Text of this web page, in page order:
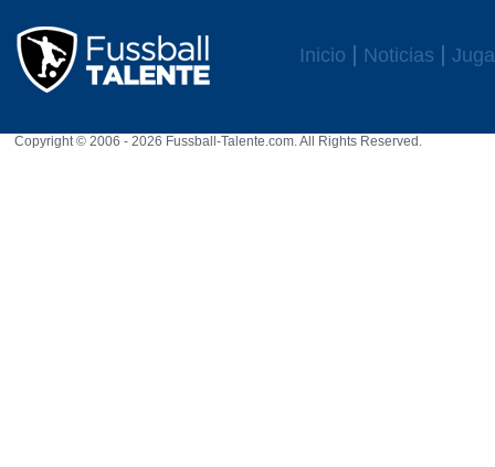
Inicio Noticias
Copyright © 2006 - 2026 Fussball-Talente.com. All Rights Reserved.